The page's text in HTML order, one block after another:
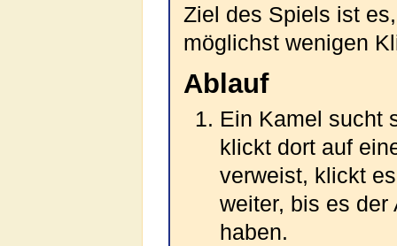
Ziel des Spiels ist
möglichst wenigen
Ablauf
Ein Kamel sucht
klickt dort auf
verweist, klickt
weiter, bis es
haben.